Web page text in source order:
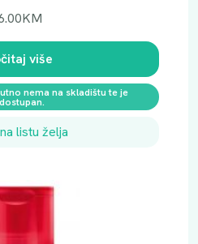
KM
više
nema na skladištu te je
listu želja